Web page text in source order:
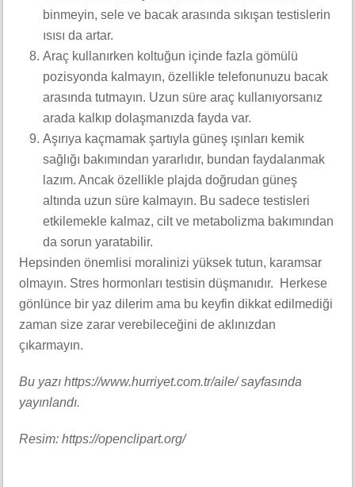
binmeyin, sele ve bacak arasında sıkışan testislerin
ısısı da artar.
Araç kullanırken koltuğun içinde fazla gömülü
pozisyonda kalmayın, özellikle telefonunuzu bacak
arasında tutmayın. Uzun süre araç kullanıyorsanız
arada kalkıp dolaşmanızda fayda var.
Aşırıya kaçmamak şartıyla güneş ışınları kemik
sağlığı bakımından yararlıdır, bundan faydalanmak
lazım. Ancak özellikle plajda doğrudan güneş
altında uzun süre kalmayın. Bu sadece testisleri
etkilemekle kalmaz, cilt ve metabolizma bakımından
da sorun yaratabilir.
Hepsinden önemlisi moralinizi yüksek tutun, karamsar
olmayın. Stres hormonları testisin düşmanıdır. Herkese
gönlünce bir yaz dilerim ama bu keyfin dikkat edilmediği
zaman size zarar verebileceğini de aklınızdan
çıkarmayın.
Bu yazı https://www.hurriyet.com.tr/aile/ sayfasında
yayınlandı.
Resim: https://openclipart.org/